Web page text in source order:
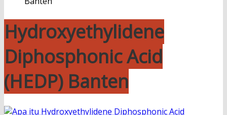
Hydroxyethylidene
Diphosphonic Acid
(HEDP) Banten